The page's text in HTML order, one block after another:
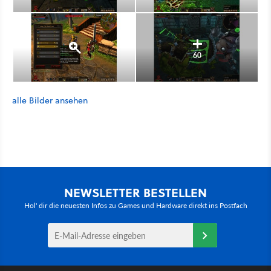
60
alle Bilder ansehen
NEWSLETTER BESTELLEN
Hol' dir die neuesten Infos zu Games und Hardware direkt ins Postfach